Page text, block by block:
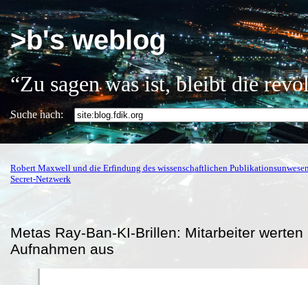
>b's weblog
“Zu sagen was ist, bleibt die
Suche nach:
Robert Maxwell und die Erfindung des wissenschaftlichen
Secret-Netzwerk
Metas Ray-Ban-KI-Brillen: Mitarbeiter werten
Aufnahmen aus